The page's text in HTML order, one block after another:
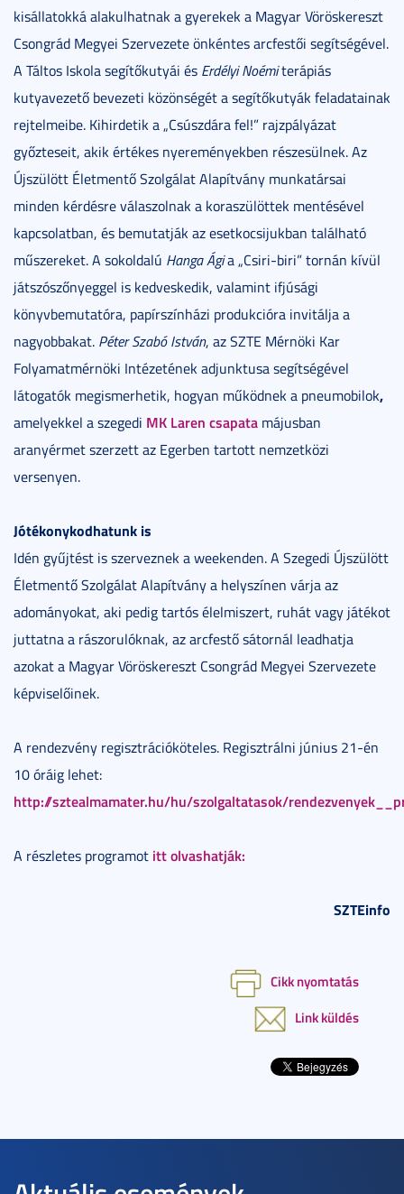
kisállatokká alakulhatnak a gyerekek a Magyar Vöröskereszt
Csongrád Megyei Szervezete önkéntes arcfestői segítségével.
A Táltos Iskola segítőkutyái és Erdélyi Noémiterápiás
kutyavezető bevezeti közönségét a segítőkutyák feladatainak
rejtelmeibe. Kihirdetik a „Csúszdára fel!” rajzpályázat
győzteseit, akik értékes nyereményekben részesülnek. Az
Újszülött Életmentő Szolgálat Alapítvány munkatársai
minden kérdésre válaszolnak a koraszülöttek mentésével
kapcsolatban, és bemutatják az esetkocsijukban található
műszereket. A sokoldalú Hanga Ágia „Csiri-biri” tornán kívül
játszószőnyeggel is kedveskedik, valamint ifjúsági
könyvbemutatóra, papírszínházi produkcióra invitálja a
nagyobbakat. Péter Szabó István, az SZTE Mérnöki Kar
Folyamatmérnöki Intézetének adjunktusa segítségével
látogatók megismerhetik, hogyan működnek a pneumobilok,
amelyekkel a szegedi MK Laren csapata májusban
aranyérmet szerzett az Egerben tartott nemzetközi
versenyen.
Jótékonykodhatunk is
Idén gyűjtést is szerveznek a weekenden. A Szegedi Újszülött
Életmentő Szolgálat Alapítvány a helyszínen várja az
adományokat, aki pedig tartós élelmiszert, ruhát vagy játékot
juttatna a rászorulóknak, az arcfestő sátornál leadhatja
azokat a Magyar Vöröskereszt Csongrád Megyei Szervezete
képviselőinek.
A rendezvény regisztrációköteles. Regisztrálni június 21-én
10 óráig lehet:
http://sztealmamater.hu/hu/szolgaltatasok/
A részletes programot itt olvashatják:
SZTEinfo
Cikk nyomtatás
Link küldés